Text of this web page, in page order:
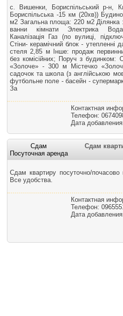
с. Вишенки, Бориспiльський р-н,
Бориспільська -15 км (20хв))
м2 Загальна площа: 220 м2 Ділянка
ванни кімнати Электрика
Каналізація Газ (по вулиці,
Стіни- керамічний блок - утепленні
стеля 2,85 м Інше: продаж
без комісійних; Поруч з
«Золоче» - 300 м Містечко
садочок та школа (з англійською
футбольне поле - басейн -
За
Контактная
Телефон:
Дата
Сдам
Посуточная аренда
Сдам
Сдам квартиру посуточно/
Все удобства.
Контактная
Телефон:
Дата